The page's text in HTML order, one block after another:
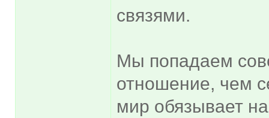
связями.
Мы попадаем
отношение, чем
мир обязывает